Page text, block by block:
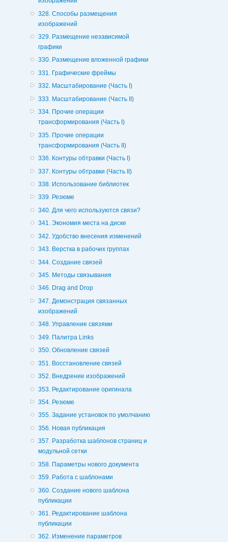
328. Способы размещения
изображений
329. Размещение независимой
графики
330. Размещение вложенной графики
331. Графические фреймы
332. Масштабирование (Часть I)
333. Масштабирование (Часть II)
334. Прочие операции
трансформирования (Часть I)
335. Прочие операции
трансформирования (Часть II)
336. Контуры обтравки (Часть I)
337. Контуры обтравки (Часть II)
338. Использование библиотек
339. Резюме
340. Для чего используются связи?
341. Экономия места на диске
342. Удобство внесения изменений
343. Верстка в рабочих группах
344. Создание связей
345. Методы связывания
346. Drag and Drop
347. Демонстрация связанных
изображений
348. Управление связями
349. Палитра Links
350. Обновление связей
351. Восстановление связей
352. Внедрение изображений
353. Редактирование оригинала
354. Резюме
355. Задание установок по умолчанию
356. Новая публикация
357. Разработка шаблонов страниц и
модульной сетки
358. Параметры нового документа
359. Работа с шаблонами
360. Создание нового шаблона
публикации
361. Редактирование шаблона
публикации
362. Изменение параметров